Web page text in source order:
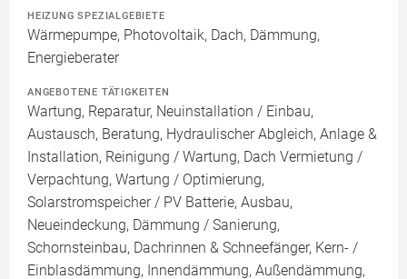
HEIZUNG SPEZIALGEBIETE
Wärmepumpe, Photovoltaik, Dach, Dämmung,
Energieberater
ANGEBOTENE TÄTIGKEITEN
Wartung, Reparatur, Neuinstallation / Einbau,
Austausch, Beratung, Hydraulischer Abgleich, Anlage &
Installation, Reinigung / Wartung, Dach Vermietung /
Verpachtung, Wartung / Optimierung,
Solarstromspeicher / PV Batterie, Ausbau,
Neueindeckung, Dämmung / Sanierung,
Schornsteinbau, Dachrinnen & Schneefänger, Kern- /
Einblasdämmung, Innendämmung, Außendämmung,